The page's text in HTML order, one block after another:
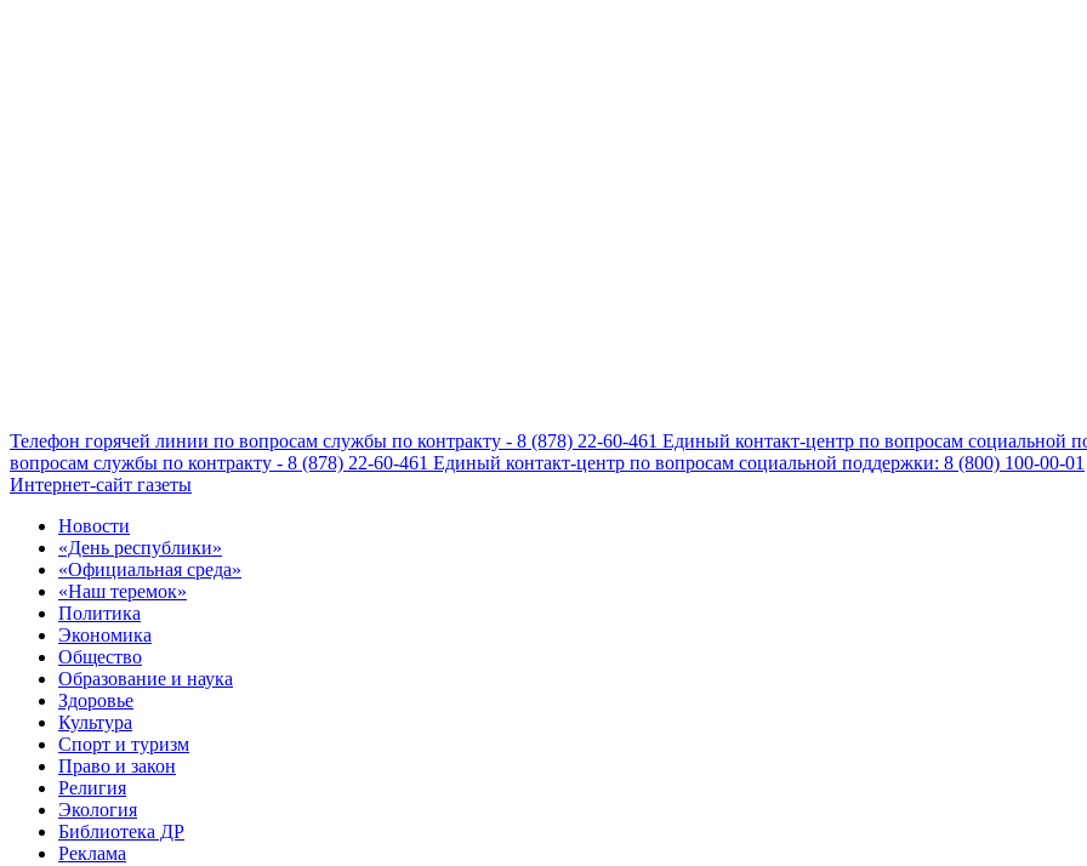
Телефон горячей линии по вопросам службы по контракту - 8 (878) 22-60-461 Единый контакт-центр по вопросам социальной
вопросам службы по контракту - 8 (878) 22-60-461 Единый контакт-центр по вопросам социальной поддержки: 8 (800) 100-00-01
Интернет-сайт газеты
Новости
«День республики»
«Официальная среда»
«Наш теремок»
Политика
Экономика
Общество
Образование и наука
Здоровье
Культура
Спорт и туризм
Право и закон
Религия
Экология
Библиотека ДР
Реклама